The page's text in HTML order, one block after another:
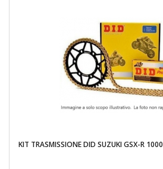
KIT TRASMISSIONE DID SUZUKI GSX-R 1000